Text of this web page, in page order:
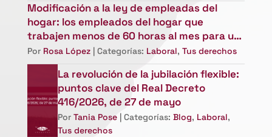
Modificación a la ley de empleadas del
hogar: los empleados del hogar que
trabajen menos de 60 horas al mes para un
empleador podrán darse de alta ellos
mismos en la seguridad Social
Por Rosa López| Categorías: Laboral, Tus derechos
La revolución de la jubilación flexible:
puntos clave del Real Decreto
416/2026, de 27 de mayo
Por Tania Pose| Categorías: Blog, Laboral,
Tus derechos